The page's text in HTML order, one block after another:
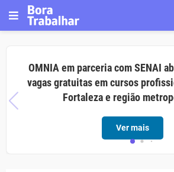
OMNIA em parceria com SENAI
vagas gratuitas em cursos
Fortaleza e região
Ver mais